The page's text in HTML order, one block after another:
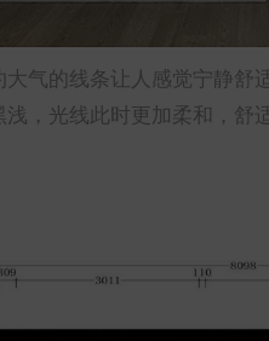
气的线条让人感觉宁静
，光线此时更加柔和，舒